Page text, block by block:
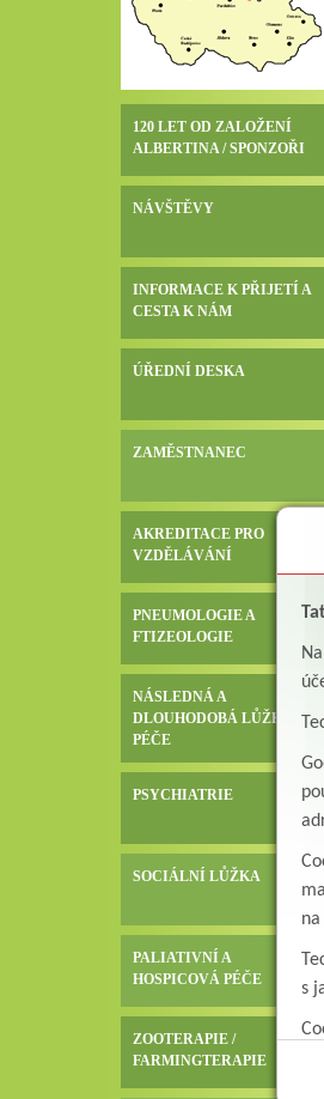
120 LET OD ZALOŽENÍ
ALBERTINA / SPONZOŘI
NÁVŠTĚVY
INFORMACE K PŘIJETÍ A
CESTA K NÁM
ÚŘEDNÍ DESKA
ZAMĚSTNANEC
AKREDITACE PRO
VZDĚLÁVÁNÍ
PNEUMOLOGIE A
FTIZEOLOGIE
NÁSLEDNÁ A
DLOUHODOBÁ LŮŽKOVÁ
PÉČE
PSYCHIATRIE
SOCIÁLNÍ LŮŽKA
PALIATIVNÍ A
HOSPICOVÁ PÉČE
ZOOTERAPIE /
FARMINGTERAPIE
Na
s